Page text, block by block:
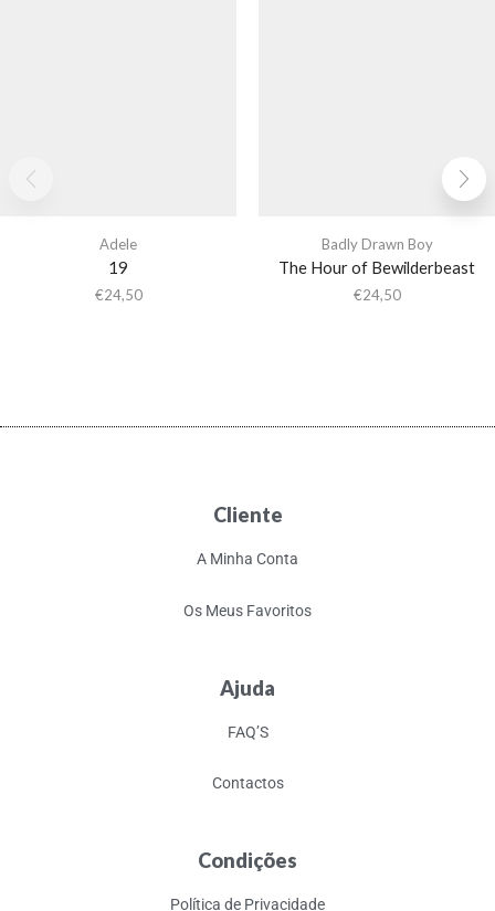
Adele
19
€24,50
Badly Drawn Boy
The Hour of Bewilderbeast
€24,50
Cliente
A Minha Conta
Os Meus Favoritos
Ajuda
FAQ’S
Contactos
Condições
Política de Privacidade